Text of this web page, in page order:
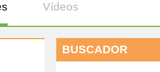
Vídeos
BUSCADOR